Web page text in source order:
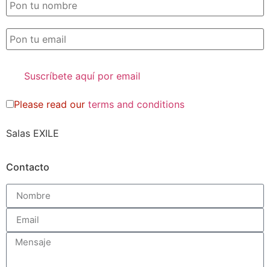
Please read our terms and conditions
Salas EXILE
Contacto